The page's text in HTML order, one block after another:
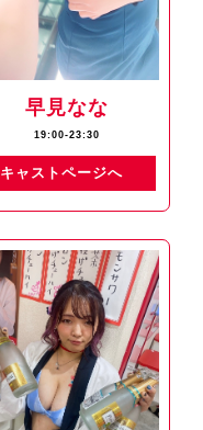
早見なな
19:00-23:30
キャストページへ